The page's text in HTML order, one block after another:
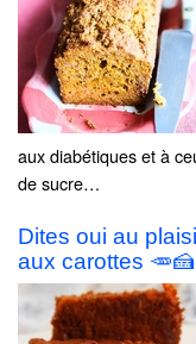
aux diabétiques et à
de sucre…
Dites oui au
aux carottes 🥕🍰